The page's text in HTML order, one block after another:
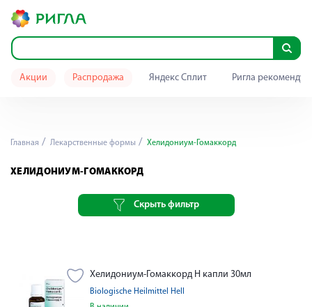
Акции Распродажа Яндекс Сплит Ригла
Главная Лекарственные формы Хелидониум-Гомаккорд
ХЕЛИДОНИУМ-ГОМАККОРД
Скрыть фильтр
Хелидониум-Гомаккорд Н капли 30мл
Biologische Heilmittel Hell